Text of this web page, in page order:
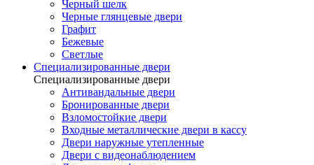
Черный шелк
Черные глянцевые двери
Графит
Бежевые
Светлые
Специализированные двери
Специализированные двери
Антивандальные двери
Бронированные двери
Взломостойкие двери
Входные металлические двери в кассу
Двери наружные утепленные
Двери с видеонаблюдением